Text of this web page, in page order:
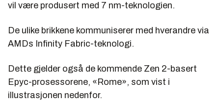
vil være produsert med 7 nm-teknologien.
De ulike brikkene kommuniserer med hverandre via
AMDs Infinity Fabric-teknologi.
Dette gjelder også de kommende Zen 2-basert
Epyc-prosessorene, «Rome», som vist i
illustrasjonen nedenfor.